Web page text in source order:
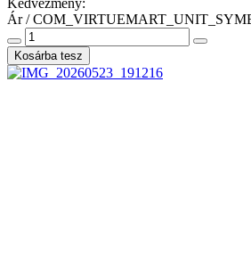
Kedvezmény:
Ár /